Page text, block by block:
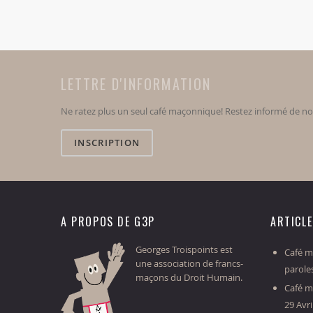
LETTRE D'INFORMATION
Ne ratez plus un seul café maçonnique! Restez informé de
INSCRIPTION
A PROPOS DE G3P
Georges Troispoints est
une association de francs-
maçons du Droit Humain.
Café
Café
29